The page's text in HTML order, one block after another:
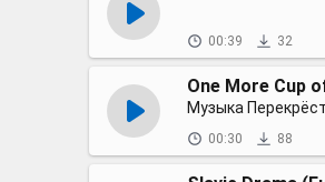
00:39 32
One More Cup
Музыка
00:30 88